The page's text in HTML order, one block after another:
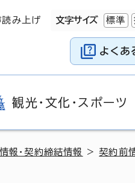
読み上げ 文字サイズ 標準
よくあ
観光・文化・スポーツ
報・契約締結情報 >契約前